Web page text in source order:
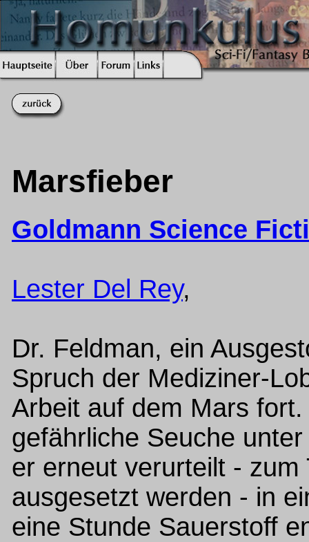
Marsfieber
Goldmann Science
Lester Del Rey,
Dr. Feldman, ein
Spruch der Mediziner-
Arbeit auf dem Mars
gefährliche Seuche
er erneut verurteilt -
ausgesetzt werden - in
eine Stunde Sauerstoff